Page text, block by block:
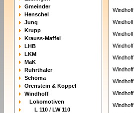
Gmeinder
Henschel
Jung
Krupp
Krauss-Maffei
LHB
LKM
MaK
Ruhrthaler
Schöma
Orenstein & Koppel
Windhoff
Lokomotiven
L 110 / LW 110
Windhoff
Windhoff
Windhoff
Windhoff
Windhoff
Windhoff
Windhoff
Windhoff
Windhoff